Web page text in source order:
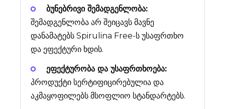
ბუნებრივი შემადგენლობა:
შემადგენლობა არ შეიცავს მავნე
დანამატებს Spirulina Free-ს უსაფრთხო
და ეფექტური ხდის.
ეფექტურობა და უსაფრთხოება:
პროდუქტი სერტიფიცირებულია და
აკმაყოფილებს მსოფლიო სტანდარტებს.